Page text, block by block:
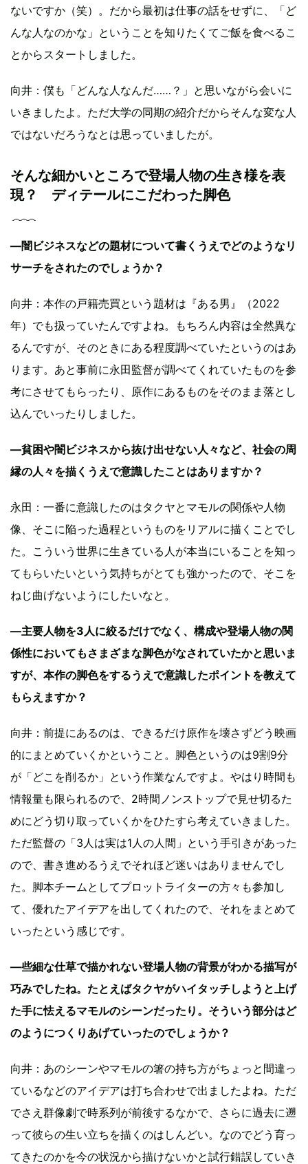
ないですか（笑）。だから最初は仕事の話をせずに、「ど
んな人なのかな」ということを知りたくてご飯を食べるこ
とからスタートしました。
向井：僕も「どんな人なんだ……？」と思いながら会いに
いきましたよ。ただ大学の同期の紹介だからそんな変な人
ではないだろうなとは思っていましたが。
そんな細かいところで登場人物の生き様を表
現？ ディテールにこだわった脚色
—闇ビジネスなどの題材について書くうえでどのようなリ
サーチをされたのでしょうか？
向井：本作の戸籍売買という題材は『ある男』（2022
年）でも扱っていたんですよね。もちろん内容は全然異な
るんですが、そのときにある程度調べていたというのはあ
ります。あと事前に永田監督が調べてくれていたものを参
考にさせてもらったり、原作にあるものをそのまま落とし
込んでいったりしました。
—貧困や闇ビジネスから抜け出せない人々など、社会の周
縁の人々を描くうえで意識したことはありますか？
永田：一番に意識したのはタクヤとマモルの関係や人物
像、そこに陥った過程というものをリアルに描くことでし
た。こういう世界に生きている人が本当にいることを知っ
てもらいたいという気持ちがとても強かったので、そこを
ねじ曲げないようにしたいなと。
—主要人物を3人に絞るだけでなく、構成や登場人物の関
係性においてもさまざまな脚色がなされていたかと思いま
すが、本作の脚色をするうえで意識したポイントを教えて
もらえますか？
向井：前提にあるのは、できるだけ原作を壊さずどう映画
的にまとめていくかということ。脚色というのは9割9分
が「どこを削るか」という作業なんですよ。やはり時間も
情報量も限られるので、2時間ノンストップで見せ切るた
めにどう切り取っていくかをひたすら考えていきました。
ただ監督の「3人は実は1人の人間」という手引きがあった
ので、書き進めるうえでそれほど迷いはありませんでし
た。脚本チームとしてプロットライターの方々も参加し
て、優れたアイデアを出してくれたので、それをまとめて
いったという感じです。
—些細な仕草で描かれない登場人物の背景がわかる描写が
巧みでしたね。たとえばタクヤがハイタッチしようと上げ
た手に怯えるマモルのシーンだったり。そういう部分はど
のようにつくりあげていったのでしょうか？
向井：あのシーンやマモルの箸の持ち方がちょっと間違っ
ているなどのアイデアは打ち合わせで出ましたよね。ただ
でさえ群像劇で時系列が前後するなかで、さらに過去に遡
って彼らの生い立ちを描くのはしんどい。なのでどう育っ
てきたのかを今の状況から描けないかと試行錯誤していき